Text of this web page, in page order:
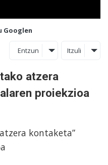
Googlen
Entzun Itzuli
atzera
proiekzioa
kontaketa”